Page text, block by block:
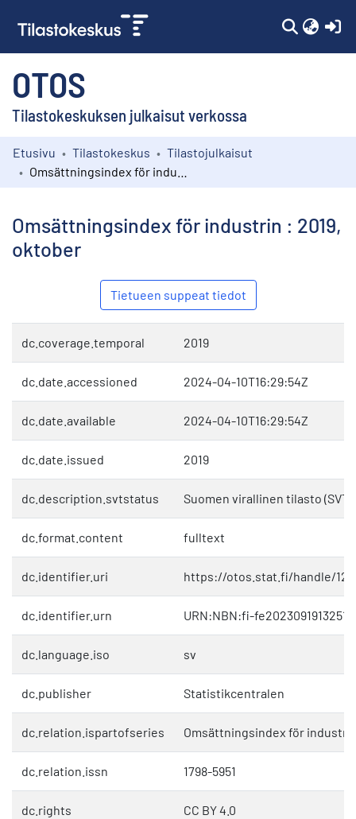
OTOS
Tilastokeskuksen julkaisut verkossa
Kokoelmat
Etusivu Tilastokeskus
Tilastojulkaisut
Omsättningsindex för industrin : 2019,
oktober
Tietueen suppeat tiedot
dc.coverage.temporal 2019
dc.date.accessioned 2024-04-10T16:29:54Z
dc.date.available 2024-04-10T16:29:54Z
dc.date.issued 2019
dc.description.svtstatus Suomen virallinen tilasto (SVT)
dc.format.content fulltext
dc.identifier.uri https://otos.stat.fi/handle/
dc.identifier.urn URN:NBN:fi-fe20230919132511
dc.language.iso sv
dc.publisher Statistikcentralen
dc.relation.ispartofseries Omsättningsindex för
dc.relation.issn 1798-5951
dc.rights CC BY 4.0